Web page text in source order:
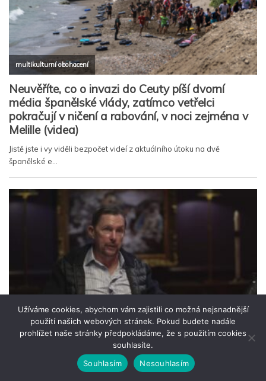
Užíváme cookies, abychom vám zajistili co možná nejsnadnější
použití našich webových stránek. Pokud budete nadále
prohlížet naše stránky předpokládáme, že s použitím cookies
souhlasíte.
Souhlasím
Nesouhlasím